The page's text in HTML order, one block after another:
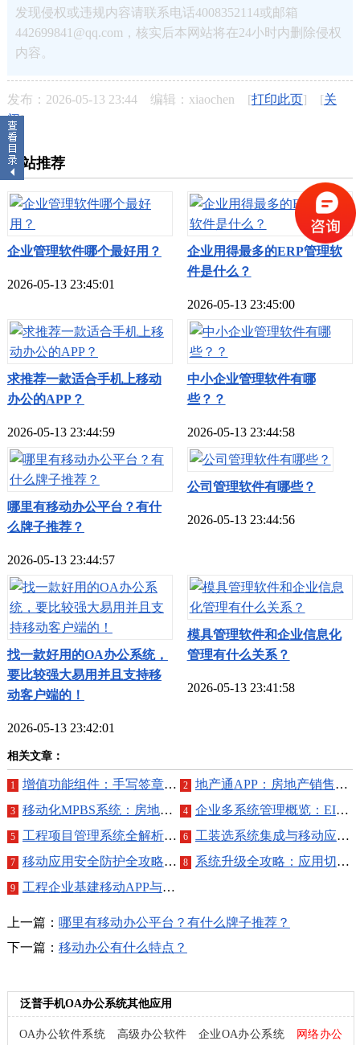
发现侵权或违规内容请联系电话4008352114或邮箱
442699841@qq.com，核实后本网站将在24小时内删除侵权
内容。
发布：2026-05-13 23:44 编辑：xiaochen [打印此页] [关
闭]
本站推荐
企业管理软件哪个最好用？
2026-05-13 23:45:01
企业用得最多的ERP管理软
件是什么？
2026-05-13 23:45:00
求推荐一款适合手机上移动
办公的APP？
2026-05-13 23:44:59
中小企业管理软件有哪
些？？
2026-05-13 23:44:58
哪里有移动办公平台？有什
么牌子推荐？
2026-05-13 23:44:57
公司管理软件有哪些？
2026-05-13 23:44:56
找一款好用的OA办公系统，
要比较强大易用并且支持移
动客户端的！
2026-05-13 23:42:01
模具管理软件和企业信息化
管理有什么关系？
2026-05-13 23:41:58
相关文章：
1 增值功能组件：手写签章、短信与移动办公全解析 2 地产通APP：房地产销售全周期移动化管理利器
3 移动化MPBS系统：房地产销售全局管理与决策支持 4 企业多系统管理概览：EIP、财务、产销及移动办公指南
5 工程项目管理系统全解析：市场、合同至安全移动端管理 6 工装选系统集成与移动应用方案解析
7 移动应用安全防护全攻略：从部署到数据保护 8 系统升级全攻略：应用切割、数据迁移与移动集成方案
9 工程企业基建移动APP与系统维护的功能全面解析
上一篇： 哪里有移动办公平台？有什么牌子推荐？
下一篇： 移动办公有什么特点？
泛普手机OA办公系统其他应用
OA办公软件系统 高级办公软件 企业OA办公系统 网络办公